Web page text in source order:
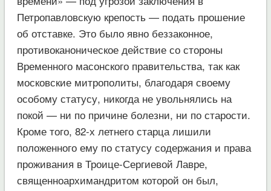
Петропавловскую крепость — подать прошение
об отставке. Это было явно беззаконное,
противоканоническое действие со стороны
Временного масонского правительства, так как
московские митрополиты, благодаря своему
особому статусу, никогда не увольнялись на
покой — ни по причине болезни, ни по старости.
Кроме того, 82-х летнего старца лишили
положенного ему по статусу содержания и права
проживания в Троице-Сергиевой Лавре,
священноархимандритом которой он был,